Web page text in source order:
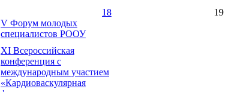
18
V Форум молодых
специалистов РООУ
XI Всероссийская
конференция с
международным участием
«Кардиоваскулярная
19